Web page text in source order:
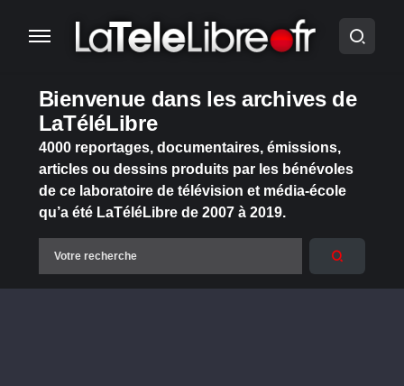
Bienvenue dans les archives de
LaTéléLibre
4000 reportages, documentaires, émissions,
articles ou dessins produits par les bénévoles
de ce laboratoire de télévision et média-école
qu’a été LaTéléLibre de 2007 à 2019.